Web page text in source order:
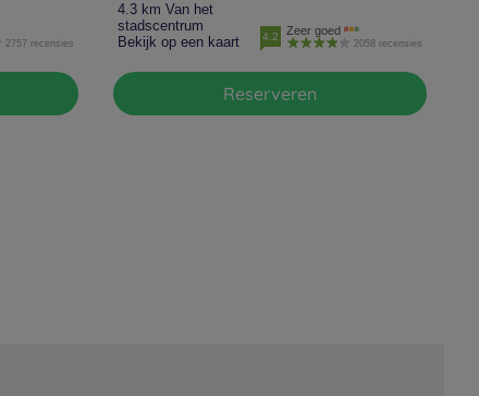
2757 recensies
4.3 km Van het
stadscentrum
Bekijk op een kaart
4.2 Zeer goed
2058 recensies
Reserveren